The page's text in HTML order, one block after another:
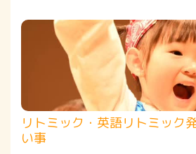
リトミック・英語リトミッ
い事